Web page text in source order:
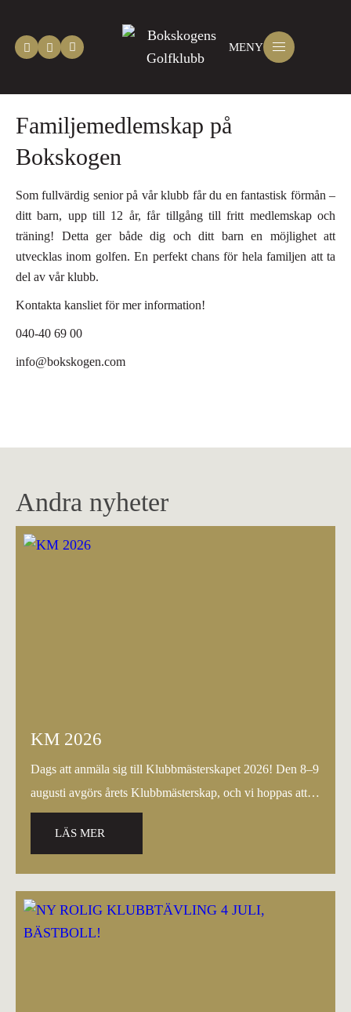
MENY
Familjemedlemskap på
Bokskogen
Som fullvärdig senior på vår klubb får du en fantastisk förmån –
ditt barn, upp till 12 år, får tillgång till fritt medlemskap och
träning! Detta ger både dig och ditt barn en möjlighet att
utvecklas inom golfen. En perfekt chans för hela familjen att ta
del av vår klubb.
Kontakta kansliet för mer information!
040-40 69 00
info@bokskogen.com
Andra nyheter
KM 2026
Dags att anmäla sig till Klubbmästerskapet 2026! Den 8–9
augusti avgörs årets Klubbmästerskap, och vi hoppas att så
många medlemmar…
LÄS MER